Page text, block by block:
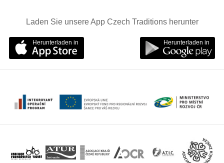
Laden Sie unsere App Czech Traditions herunter
Herunterladen in Herunterladen in